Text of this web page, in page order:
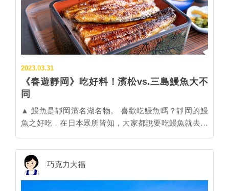
道集團下的Rerort21車系，雖然標榜全車都是自由席的
普通車，內裝卻很高級，共有七個車廂，每個車廂都有
面向大海的觀景座位區，讓乘客能盡情感受伊豆海景之
美。頭尾的1號車和7號車更設有階梯式排列的展望座
位，讓乘客也能享受到電車駕駛...…
技術也持續精進，縣政府也很重視防災教育，從幼兒園
起就徹底實施每月地震避難演練等，未來希望和台灣能
有更多交流。 磐田市茶園出生 喜歡喝茶 大福 市川處
長是靜岡縣哪裡出生呢？有推薦當地旅遊特色嗎？ 市川
處長 我是磐田市出生，因為家裡種茶，從小對茶園和
茶就有感情。磐田市觀光景點，推薦行興寺「熊野長
藤」，有850年的樹齡。哈密瓜也很好吃，我以前曾經
在百貨公司打工賣水果，老闆說他們家哈密瓜就是磐田
市的，不僅好吃價格也相對日本其他地方便宜！ 大福
處長家竟然是種茶，那您喜歡喝茶嗎? 外出會把靜岡茶
茶，在台灣我喜歡烏龍茶、東方美人茶。 ▲磐田市的熊
野長藤有850年樹齡。 推薦Hirizo Beach、大井川鐵道
享受大自然 大福 市川處長個人有靜岡旅遊私房景點
2023.03.31
《春遊靜岡》吃好料！濱松vs.三島鰻魚大不
同
▲ 鰻魚是靜岡濱名湖名物。 喜歡吃鰻魚嗎？靜岡的鰻
魚之好吃，在日本眾所皆知，大家都說要吃鰻魚就去西
平日也經常客滿，許多人不遠千里而來就為了品嚐鰻魚
的極品滋味。 不過位於靜岡東部的三島市因為來自富士
山的湧水水質優秀，以斷食法餵養出的鰻魚，肉質細密
無土味，是饕客認證極品。整個三島市光鰻魚店就有60
巧克力大福